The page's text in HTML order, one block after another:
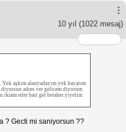
10 yıl (1022 mesaj)
aşkım alanyadayım yok hayatım
adres ver gelicem diyorum
ikram eder bari gel beraber yiyelim
? Gecti mi saniyorsun ??